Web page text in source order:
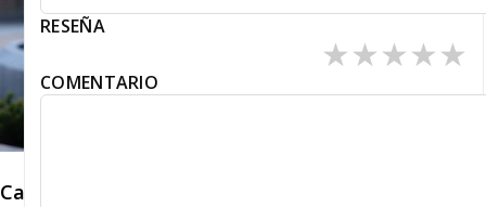
Caballero
RESEÑA
★
★
★
★
★
COMENTARIO